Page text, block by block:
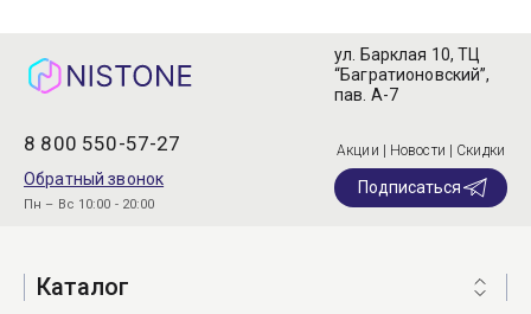
8 800 550-57-27
Обратный звонок
Пн – Вс 10:00 - 20:00
ул. Барклая 10, ТЦ
“Багратионовский”,
пав. А-7
Акции | Новости | Скидки
Подписаться
Каталог